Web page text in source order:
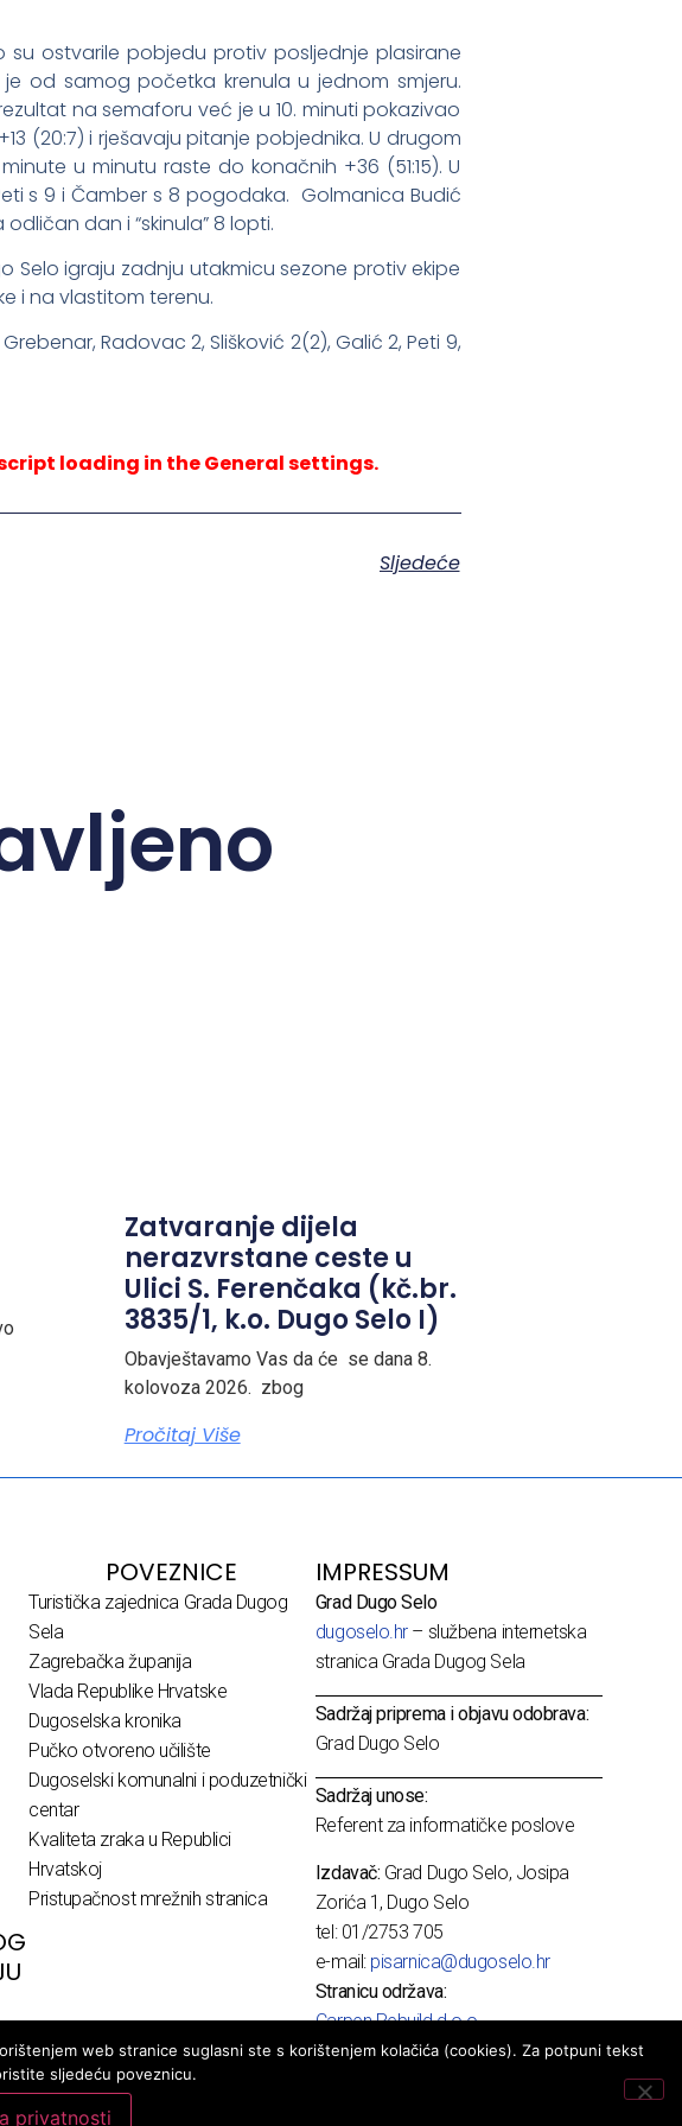
su ostvarile pobjedu protiv posljednje plasirane
je od samog početka krenula u jednom smjeru.
na semaforu već je u 10. minuti pokazivao
(20:7) i rješavaju pitanje pobjednika. U drugom
u minutu raste do konačnih +36 (51:15). U
s 9 i Čamber s 8 pogodaka. Golmanica Budić
dan i “skinula” 8 lopti.
Selo igraju zadnju utakmicu sezone protiv ekipe
i na vlastitom terenu.
Radovac 2, Slišković 2(2), Galić 2, Peti 9,
loading in the General settings.
Sljedeće
Zatvaranje dijela
nerazvrstane ceste u
Ulici S. Ferenčaka (kč.br.
3835/1, k.o. Dugo Selo I)
Obavještavamo Vas da će se dana 8.
kolovoza 2026. zbog
Pročitaj Više
POVEZNICE
Turistička zajednica Grada Dugog
Sela
Zagrebačka županija
Vlada Republike Hrvatske
Dugoselska kronika
Pučko otvoreno učilište
Dugoselski komunalni i poduzetnički
centar
Kvaliteta zraka u Republici
Hrvatskoj
Pristupačnost mrežnih stranica
IMPRESSUM
Grad Dugo Selo
dugoselo.hr– službena internetska
stranica Grada Dugog Sela
Sadržaj priprema i objavu odobrava:
Grad Dugo Selo
Sadržaj unose:
Referent za informatičke poslove
Izdavač: Grad Dugo Selo, Josipa
Zorića 1, Dugo Selo
tel: 01/2753 705
e-mail: pisarnica@dugoselo.hr
Stranicu održava:
Carpen Rebuild d.o.o.
web stranice suglasni ste s korištenjem kolačića (cookies). Za potpuni tekst
sljedeću poveznicu.
privatnosti